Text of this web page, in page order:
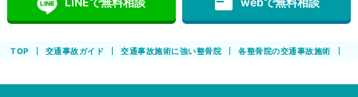
TOP 交通事故ガイド 交通事故施術に強い整骨院 各整骨院の交通事故施術